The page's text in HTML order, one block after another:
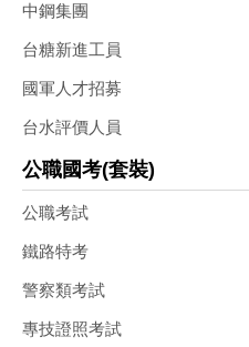
中鋼集團
台糖新進工員
國軍人才招募
台水評價人員
公職國考(套裝)
公職考試
鐵路特考
警察類考試
專技證照考試